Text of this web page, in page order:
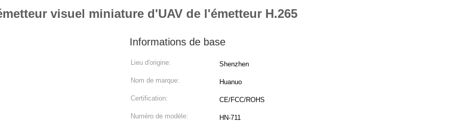
visuel miniature d'UAV de l'émetteur H.265
Informations de base
Lieu d'origine: Shenzhen
Nom de marque: Huanuo
Certification: CE/FCC/ROHS
Numéro de modèle: HN-711